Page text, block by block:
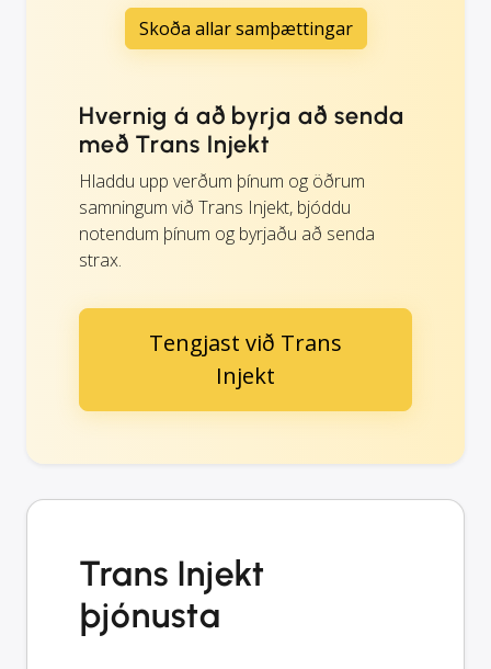
Skoða allar samþættingar
Hvernig á að byrja að senda
með Trans Injekt
Hladdu upp verðum þínum og öðrum
samningum við Trans Injekt, bjóddu
notendum þínum og byrjaðu að senda
strax.
Tengjast við Trans
Injekt
Trans Injekt
þjónusta